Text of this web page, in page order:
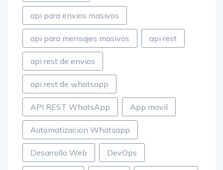
api para envios masivos
api para mensajes masivos api rest
api rest de envios
api rest de whatsapp
API REST WhatsApp App movil
Automatizacion Whatsapp
Desarrollo Web DevOps